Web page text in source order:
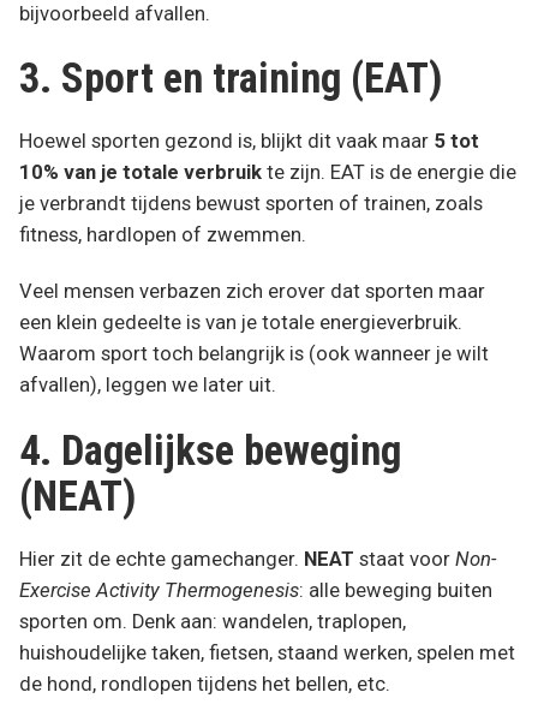
bijvoorbeeld afvallen.
3. Sport en training (EAT)
Hoewel sporten gezond is, blijkt dit vaak maar 5 tot
10% van je totale verbruik te zijn. EAT is de energie die
je verbrandt tijdens bewust sporten of trainen, zoals
fitness, hardlopen of zwemmen.
Veel mensen verbazen zich erover dat sporten maar
een klein gedeelte is van je totale energieverbruik.
Waarom sport toch belangrijk is (ook wanneer je wilt
afvallen), leggen we later uit.
4. Dagelijkse beweging
(NEAT)
Hier zit de echte gamechanger. NEAT staat voor Non-
Exercise Activity Thermogenesis: alle beweging buiten
sporten om. Denk aan: wandelen, traplopen,
huishoudelijke taken, fietsen, staand werken, spelen met
de hond, rondlopen tijdens het bellen, etc.